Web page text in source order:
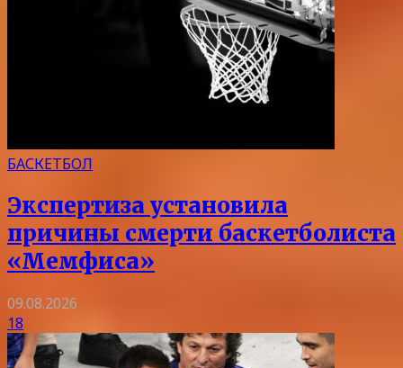
БАСКЕТБОЛ
Экспертиза установила
причины смерти баскетболиста
«Мемфиса»
09.08.2026
18